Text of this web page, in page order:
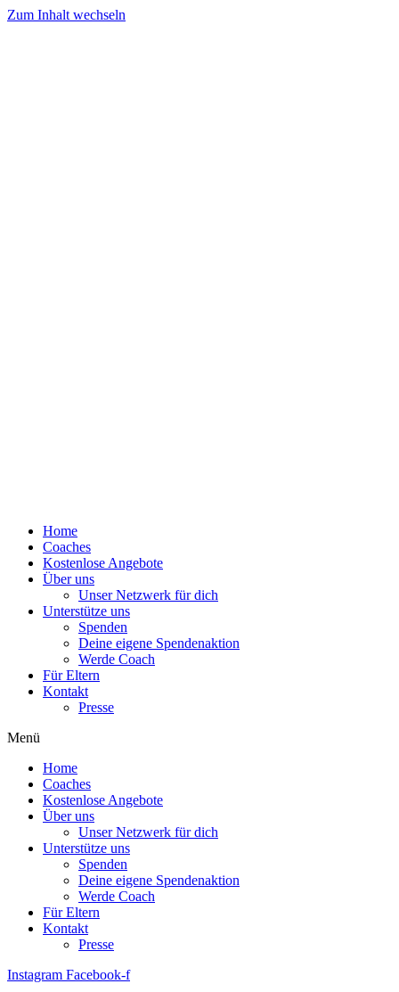
Zum Inhalt wechseln
Home
Coaches
Kostenlose Angebote
Über uns
Unser Netzwerk für dich
Unterstütze uns
Spenden
Deine eigene Spendenaktion
Werde Coach
Für Eltern
Kontakt
Presse
Menü
Home
Coaches
Kostenlose Angebote
Über uns
Unser Netzwerk für dich
Unterstütze uns
Spenden
Deine eigene Spendenaktion
Werde Coach
Für Eltern
Kontakt
Presse
Instagram Facebook-f